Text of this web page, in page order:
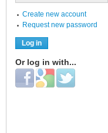
Create new account
Request new password
Or log in with...
Login with Facebook
Login with Google
Login with Twitter